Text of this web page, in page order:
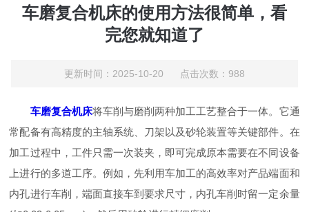
车磨复合机床的使用方法很简单，看
完您就知道了
更新时间：2025-10-20 点击次数：988
车磨复合机床将车削与磨削两种加工工艺整合于一体。它通
常配备有高精度的主轴系统、刀架以及砂轮装置等关键部件。在
加工过程中，工件只需一次装夹，即可完成原本需要在不同设备
上进行的多道工序。例如，先利用车加工的高效率对产品端面和
内孔进行车削，端面直接车到要求尺寸，内孔车削时留一定余量